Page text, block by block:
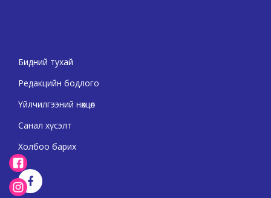
Бидний тухай
Редакцийн бодлого
Үйлчилгээний нөхцөл
Санал хүсэлт
Холбоо барих